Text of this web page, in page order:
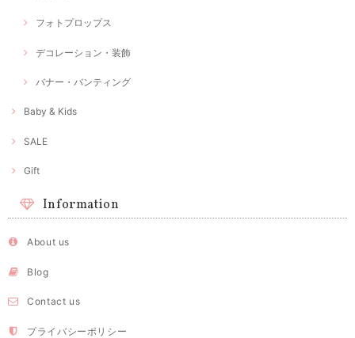
フォトプロップス
デコレーション・装飾
バナー・バンティング
Baby & Kids
SALE
Gift
Information
About us
Blog
Contact us
プライバシーポリシー